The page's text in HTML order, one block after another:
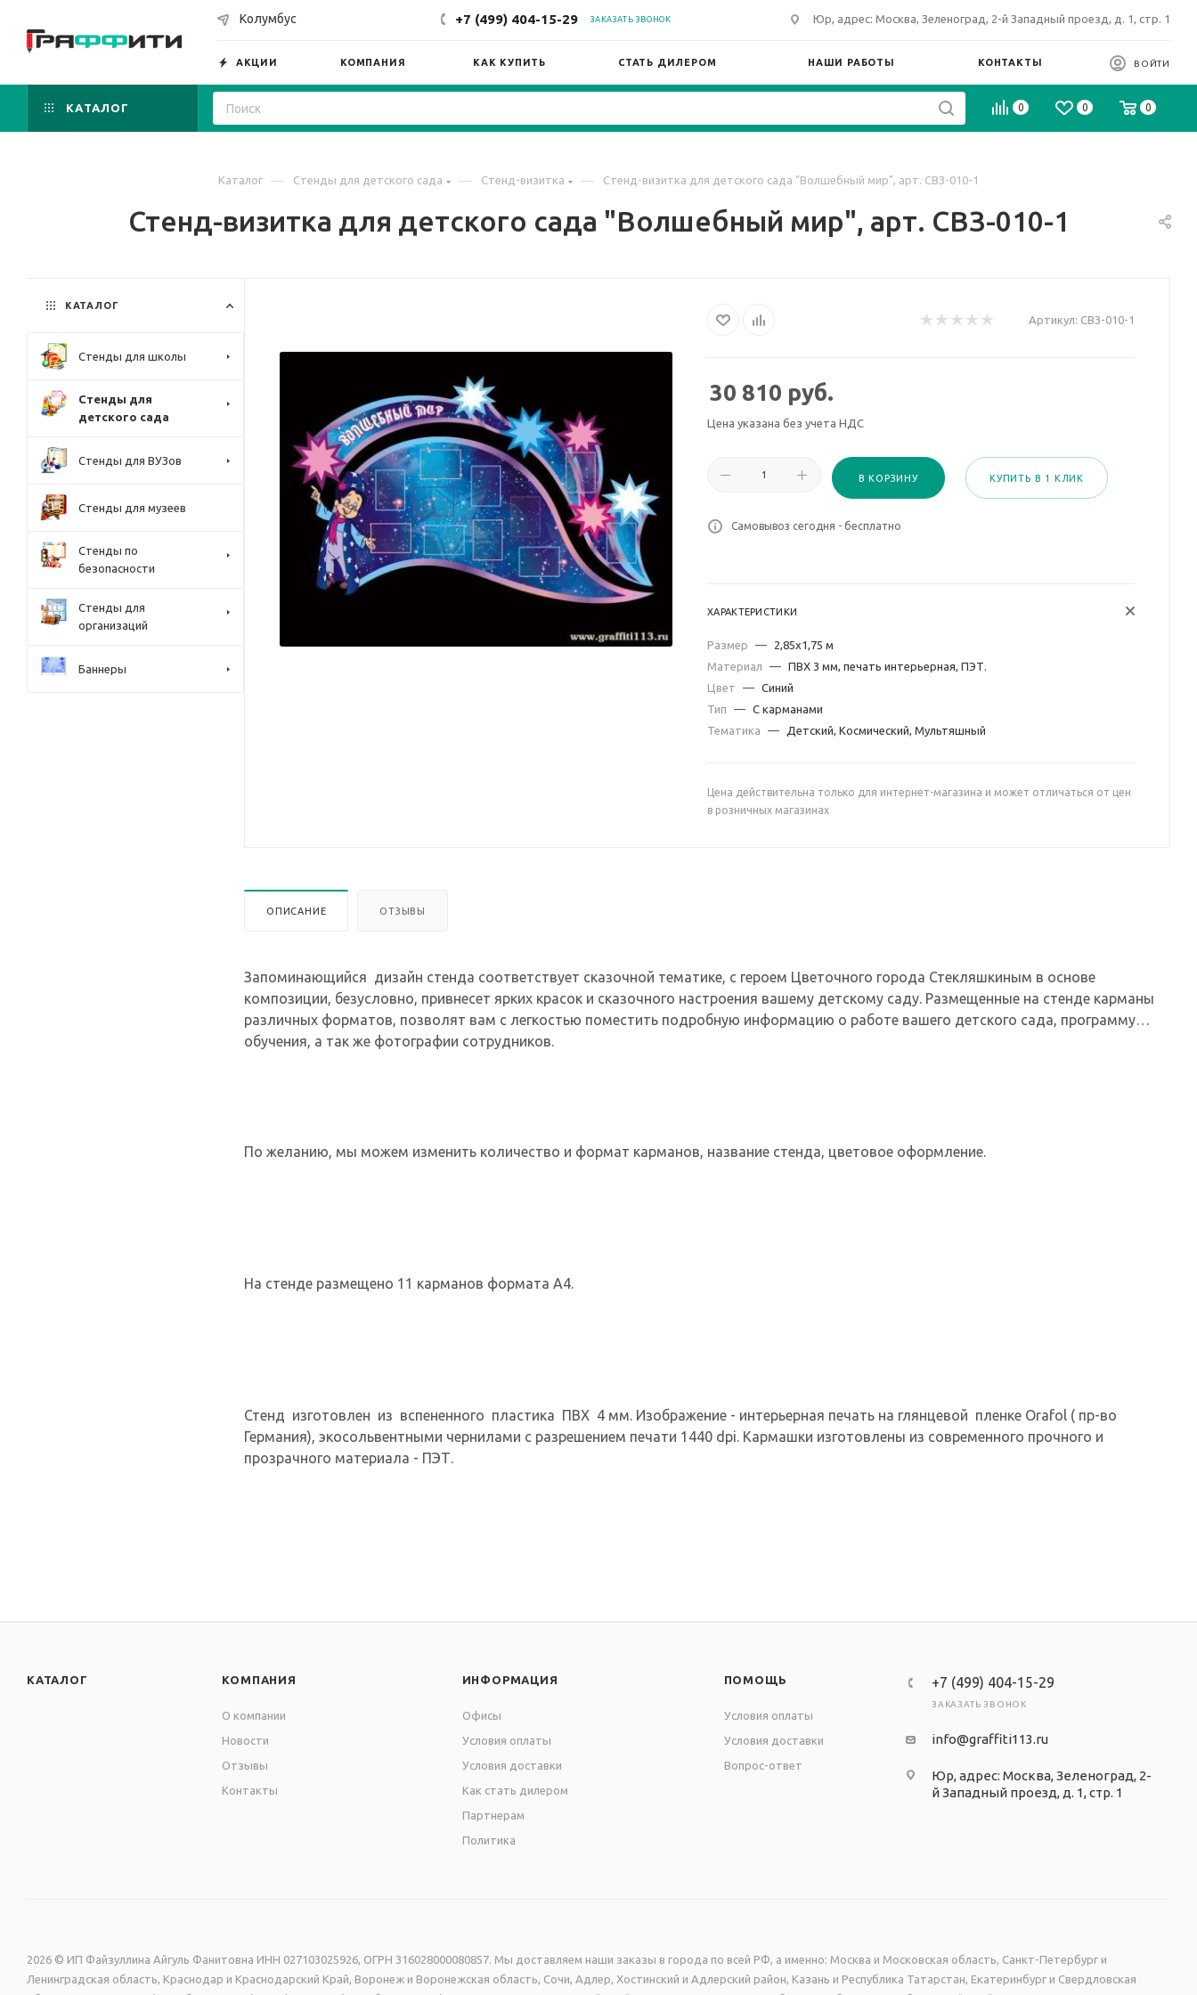
Колумбус +7 (499) 404-15-29 ЗАКАЗАТЬ ЗВОНОК Юр, адрес: Москва, Зеленоград, 2-й Западный проезд, д. 1, стр. 1
АКЦИИ КОМПАНИЯ КАК КУПИТЬ СТАТЬ ДИЛЕРОМ НАШИ РАБОТЫ КОНТАКТЫ ВОЙТИ
КАТАЛОГ 0 0 0
Каталог — Стенды для детского сада — Стенд-визитка — Стенд-визитка для детского сада "Волшебный мир", арт. СВЗ-010-1
Стенд-визитка для детского сада "Волшебный мир", арт. СВЗ-010-1
Артикул: СВЗ-010-1
30 810 руб.
Цена указана без учета НДС
В КОРЗИНУ КУПИТЬ В 1 КЛИК
Самовывоз сегодня - бесплатно
ХАРАКТЕРИСТИКИ
Размер —
2,85х1,75 м
Материал
— ПВХ 3 мм, печать интерьерная, ПЭТ.
Цвет
— Синий
Тип
— С карманами
Тематика
— Детский, Космический, Мультяшный
Цена действительна только для интернет-магазина и может отличаться от цен
в розничных магазинах
ОПИСАНИЕ ОТЗЫВЫ
Запоминающийся дизайн стенда соответствует сказочной тематике, с героем Цветочного города Стекляшкиным в основе
композиции, безусловно, привнесет ярких красок и сказочного настроения вашему детскому саду. Размещенные на стенде карманы
различных форматов, позволят вам с легкостью поместить подробную информацию о работе вашего детского сада, программу
обучения, а так же фотографии сотрудников.
По желанию, мы можем изменить количество и формат карманов, название стенда, цветовое оформление.
На стенде размещено 11 карманов формата А4.
Стенд изготовлен из вспененного пластика ПВХ 4 мм. Изображение - интерьерная печать на глянцевой пленке Orafol ( пр-во
Германия), экосольвентными чернилами с разрешением печати 1440 dpi. Кармашки изготовлены из современного прочного и
прозрачного материала - ПЭТ.
КАТАЛОГ
Стенды для школы
Стенды для
детского сада
Стенды для ВУЗов
Стенды для музеев
Стенды по
безопасности
Стенды для
организаций
Баннеры
КАТАЛОГ КОМПАНИЯ
О компании
Новости
Отзывы
Контакты
ИНФОРМАЦИЯ
Офисы
Условия оплаты
Условия доставки
Как стать дилером
Партнерам
Политика
ПОМОЩЬ
Условия оплаты
Условия доставки
Вопрос-ответ
+7 (499) 404-15-29
ЗАКАЗАТЬ ЗВОНОК
info@graffiti113.ru
Юр, адрес: Москва, Зеленоград, 2-
й Западный проезд, д. 1, стр. 1
2026 © ИП Файзуллина Айгуль Фанитовна ИНН 027103025926, ОГРН 316028000080857. Мы доставляем наши заказы в города по всей РФ, а именно: Москва и Московская область, Санкт-Петербург и
Ленинградская область, Краснодар и Краснодарский Край, Воронеж и Воронежская область, Сочи, Адлер, Хостинский и Адлерский район, Казань и Республика Татарстан, Екатеринбург и Свердловская